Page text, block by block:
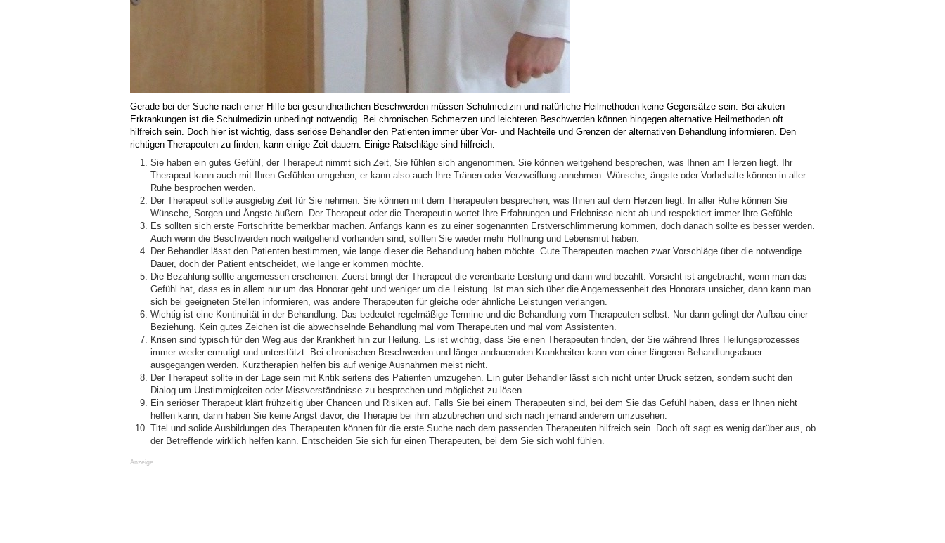
Gerade bei der Suche nach einer Hilfe bei gesundheitlichen Beschwerden müssen Schulmedizin und natürliche Heilmethoden keine Gegensätze sein. Bei akuten
Erkrankungen ist die Schulmedizin unbedingt notwendig. Bei chronischen Schmerzen und leichteren Beschwerden können hingegen alternative Heilmethoden oft
hilfreich sein. Doch hier ist wichtig, dass seriöse Behandler den Patienten immer über Vor- und Nachteile und Grenzen der alternativen Behandlung informieren. Den
richtigen Therapeuten zu finden, kann einige Zeit dauern. Einige Ratschläge sind hilfreich.
Sie haben ein gutes Gefühl, der Therapeut nimmt sich Zeit, Sie fühlen sich angenommen. Sie können weitgehend besprechen, was Ihnen am Herzen liegt. Ihr
Therapeut kann auch mit Ihren Gefühlen umgehen, er kann also auch Ihre Tränen oder Verzweiflung annehmen. Wünsche, ängste oder Vorbehalte können in aller
Ruhe besprochen werden.
Der Therapeut sollte ausgiebig Zeit für Sie nehmen. Sie können mit dem Therapeuten besprechen, was Ihnen auf dem Herzen liegt. In aller Ruhe können Sie
Wünsche, Sorgen und Ängste äußern. Der Therapeut oder die Therapeutin wertet Ihre Erfahrungen und Erlebnisse nicht ab und respektiert immer Ihre Gefühle.
Es sollten sich erste Fortschritte bemerkbar machen. Anfangs kann es zu einer sogenannten Erstverschlimmerung kommen, doch danach sollte es besser werden.
Auch wenn die Beschwerden noch weitgehend vorhanden sind, sollten Sie wieder mehr Hoffnung und Lebensmut haben.
Der Behandler lässt den Patienten bestimmen, wie lange dieser die Behandlung haben möchte. Gute Therapeuten machen zwar Vorschläge über die notwendige
Dauer, doch der Patient entscheidet, wie lange er kommen möchte.
Die Bezahlung sollte angemessen erscheinen. Zuerst bringt der Therapeut die vereinbarte Leistung und dann wird bezahlt. Vorsicht ist angebracht, wenn man das
Gefühl hat, dass es in allem nur um das Honorar geht und weniger um die Leistung. Ist man sich über die Angemessenheit des Honorars unsicher, dann kann man
sich bei geeigneten Stellen informieren, was andere Therapeuten für gleiche oder ähnliche Leistungen verlangen.
Wichtig ist eine Kontinuität in der Behandlung. Das bedeutet regelmäßige Termine und die Behandlung vom Therapeuten selbst. Nur dann gelingt der Aufbau einer
Beziehung. Kein gutes Zeichen ist die abwechselnde Behandlung mal vom Therapeuten und mal vom Assistenten.
Krisen sind typisch für den Weg aus der Krankheit hin zur Heilung. Es ist wichtig, dass Sie einen Therapeuten finden, der Sie während Ihres Heilungsprozesses
immer wieder ermutigt und unterstützt. Bei chronischen Beschwerden und länger andauernden Krankheiten kann von einer längeren Behandlungsdauer
ausgegangen werden. Kurztherapien helfen bis auf wenige Ausnahmen meist nicht.
Der Therapeut sollte in der Lage sein mit Kritik seitens des Patienten umzugehen. Ein guter Behandler lässt sich nicht unter Druck setzen, sondern sucht den
Dialog um Unstimmigkeiten oder Missverständnisse zu besprechen und möglichst zu lösen.
Ein seriöser Therapeut klärt frühzeitig über Chancen und Risiken auf. Falls Sie bei einem Therapeuten sind, bei dem Sie das Gefühl haben, dass er Ihnen nicht
helfen kann, dann haben Sie keine Angst davor, die Therapie bei ihm abzubrechen und sich nach jemand anderem umzusehen.
Titel und solide Ausbildungen des Therapeuten können für die erste Suche nach dem passenden Therapeuten hilfreich sein. Doch oft sagt es wenig darüber aus, ob
der Betreffende wirklich helfen kann. Entscheiden Sie sich für einen Therapeuten, bei dem Sie sich wohl fühlen.
Anzeige